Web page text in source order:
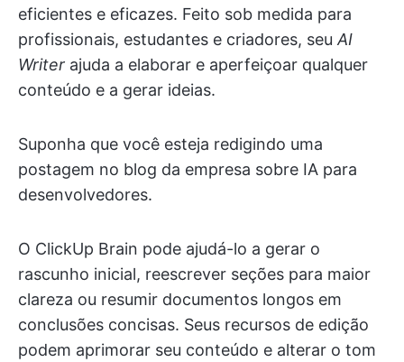
eficientes e eficazes. Feito sob medida para
profissionais, estudantes e criadores, seuAI
Writer ajuda a elaborar e aperfeiçoar qualquer
conteúdo e a gerar ideias.
Suponha que você esteja redigindo uma
postagem no blog da empresa sobre IA para
desenvolvedores.
O ClickUp Brain pode ajudá-lo a gerar o
rascunho inicial, reescrever seções para maior
clareza ou resumir documentos longos em
conclusões concisas. Seus recursos de edição
podem aprimorar seu conteúdo e alterar o tom